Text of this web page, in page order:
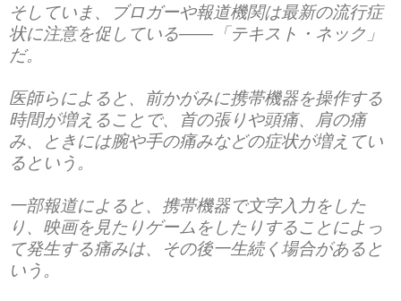
そしていま、ブロガーや報道機関は最新の流行症
状に注意を促している――「テキスト・ネック」
だ。
医師らによると、前かがみに携帯機器を操作する
時間が増えることで、首の張りや頭痛、肩の痛
み、ときには腕や手の痛みなどの症状が増えてい
るという。
一部報道によると、携帯機器で文字入力をした
り、映画を見たりゲームをしたりすることによっ
て発生する痛みは、その後一生続く場合があると
いう。